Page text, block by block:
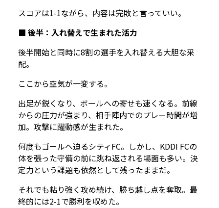
スコアは1-1ながら、内容は完敗と言っていい。
■ 後半：入れ替えで生まれた活力
後半開始と同時に8割の選手を入れ替える大胆な采
配。
ここから空気が一変する。
出足が鋭くなり、ボールへの寄せも速くなる。前線
からの圧力が強まり、相手陣内でのプレー時間が増
加。攻撃に躍動感が生まれた。
何度もゴールへ迫るシティFC。しかし、KDDI FCの
体を張った守備の前に跳ね返される場面も多い。決
定力という課題も依然として残ったままだ。
それでも粘り強く攻め続け、勝ち越し点を奪取。最
終的には2-1で勝利を収めた。